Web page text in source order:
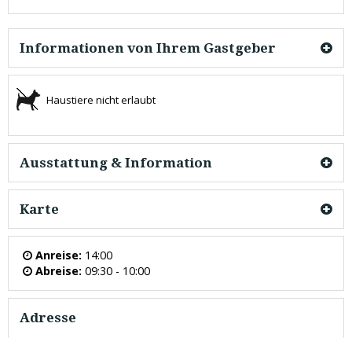
Informationen von Ihrem Gastgeber
Haustiere nicht erlaubt
Ausstattung & Information
Karte
Anreise: 14:00
Abreise: 09:30 - 10:00
Adresse